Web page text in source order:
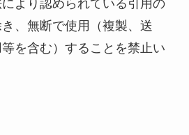
より認められている引用の
、無断で使用（複製、送
を含む）することを禁止い